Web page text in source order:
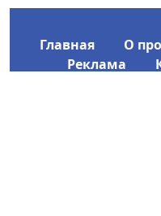
Главная О
Реклама